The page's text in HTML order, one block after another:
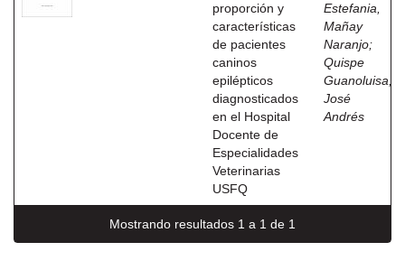
proporción y
características
de pacientes
caninos
epilépticos
diagnosticados
en el Hospital
Docente de
Especialidades
Veterinarias
USFQ
Estefania,
Mañay
Naranjo;
Quispe
Guanoluisa,
José
Andrés
Mostrando resultados 1 a 1 de 1